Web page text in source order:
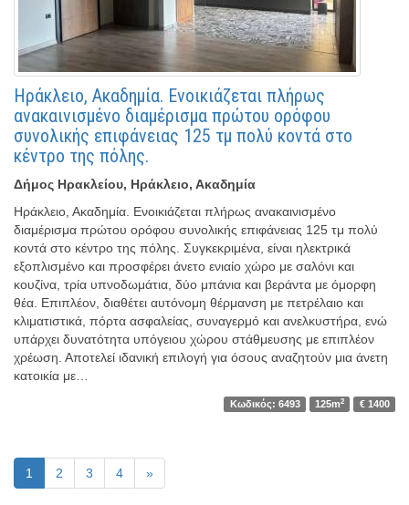
Ηράκλειο, Ακαδημία. Ενοικιάζεται πλήρως
ανακαινισμένο διαμέρισμα πρώτου ορόφου
συνολικής επιφάνειας 125 τμ πολύ κοντά στο
κέντρο της πόλης.
Δήμος Ηρακλείου, Ηράκλειο, Ακαδημία
Ηράκλειο, Ακαδημία. Ενοικιάζεται πλήρως ανακαινισμένο
διαμέρισμα πρώτου ορόφου συνολικής επιφάνειας 125 τμ πολύ
κοντά στο κέντρο της πόλης. Συγκεκριμένα, είναι ηλεκτρικά
εξοπλισμένο και προσφέρει άνετο ενιαίο χώρο με σαλόνι και
κουζίνα, τρία υπνοδωμάτια, δύο μπάνια και βεράντα με όμορφη
θέα. Επιπλέον, διαθέτει αυτόνομη θέρμανση με πετρέλαιο και
κλιματιστικά, πόρτα ασφαλείας, συναγερμό και ανελκυστήρα, ενώ
υπάρχει δυνατότητα υπόγειου χώρου στάθμευσης με επιπλέον
χρέωση. Αποτελεί ιδανική επιλογή για όσους αναζητούν μια άνετη
κατοικία με…
Κωδικός: 6493 125m2 € 1400
1 2 3 4 »